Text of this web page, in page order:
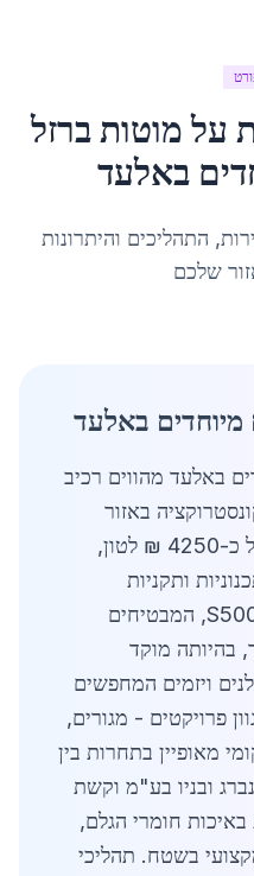
עלמוטות ברזל
באלעד
התהליכים והיתרונות
שלכם
מיוחדים באלעד
באלעד מהווים רכיב
באזור
המרכז. עם מחיר ממוצע של כ-4250 ₪ לטון,
ותקניות
מחמירות לפי תקן ישראלי S500, המבטיחים
בהיותה מוקד
ויזמים המחפשים
פרויקטים - מגורים,
מאופיין בתחרות בין
ובניו בע"מ וקשת
חומרי הגלם,
בשטח. תהליכי